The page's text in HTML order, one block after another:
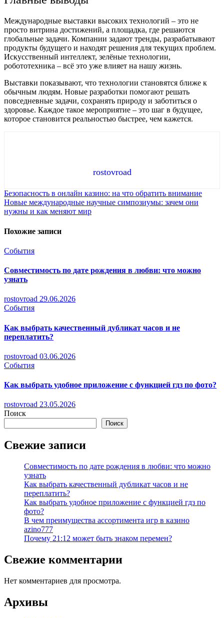
Международные выставки высоких технологий – это не
просто витрина достижений, а площадка, где решаются
глобальные задачи. Компании задают тренды, разрабатывают
продукты будущего и находят решения для текущих проблем.
Искусственный интеллект, зелёные технологии,
робототехника – всё это уже влияет на нашу жизнь.
Выставки показывают, что технологии становятся ближе к
обычным людям. Новые разработки помогают решать
повседневные задачи, сохранять природу и заботиться о
здоровье. Каждое такое мероприятие – это шаг в будущее,
которое становится реальностью быстрее, чем кажется.
rostovroad
Навигация
по
Безопасность в онлайн казино: на что обратить внимание
Новые международные научные симпозиумы: зачем они
нужны и как меняют мир
Похожие записи
События
Совместимость по дате рождения в любви: что можно
узнать
rostovroad 29.06.2026
События
Как выбрать качественный дубликат часов и не
переплатить?
rostovroad 03.06.2026
События
Как выбрать удобное приложение с функцией гдз по фото?
rostovroad 23.05.2026
Поиск
Поиск
Свежие записи
Совместимость по дате рождения в любви: что можно
узнать
Как выбрать качественный дубликат часов и не
переплатить?
Как выбрать удобное приложение с функцией гдз по
фото?
В чем преимущества ассортимента игр в казино
azino777
Почему 21:12 может быть знаком перемен?
Свежие комментарии
Нет комментариев для просмотра.
Архивы